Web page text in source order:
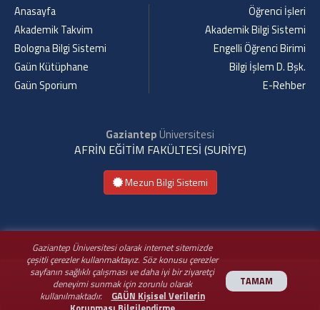
Gaziantep Üniversitesi olarak internet sitemizde
çeşitli çerezler kullanmaktayız. Söz konusu çerezler
sayfanın sağlıklı çalışması ve daha iyi bir ziyaretçi
deneyimi sunmak için zorunlu olarak
kullanılmaktadır.
GAÜN Kişisel Verilerin
TAMAM
Anasayfa
Akademik Takvim
Bologna Bilgi Sistemi
Gaün Kütüphane
Gaün Sporium
Öğrenci İşleri
Akademik Bilgi Sistemi
Engelli Öğrenci Birimi
Bilgi İşlem D. Bşk.
E-Rehber
GaziantepÜniversitesi
AFRİN EĞİTİM FAKÜLTESİ (SURİYE)
Mezun Bilgi Sistemi